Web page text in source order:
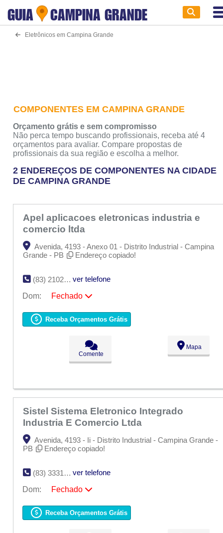
GUIA CAMPINA GRANDE
Eletrônicos em Campina Grande
COMPONENTES EM CAMPINA GRANDE
Orçamento grátis e sem compromisso
Não perca tempo buscando profissionais, receba até 4
orçamentos para avaliar. Compare propostas de
profissionais da sua região e escolha a melhor.
2 ENDEREÇOS DE COMPONENTES NA CIDADE
DE CAMPINA GRANDE
Apel aplicacoes eletronicas industria e
comercio ltda
Avenida, 4193 - Anexo 01 - Distrito Industrial - Campina
Grande - PB
Endereço copiado!
(83) 2102-2121
ver telefone
Dom:
Fechado
Ter:
09:00 - 18:00
Qua:
09:00 - 18:00
09:00 - 18:00
Fechado
Fechado
Receba Orçamentos Grátis
Comente
Mapa
Sistel Sistema Eletronico Integrado
Industria E Comercio Ltda
Avenida, 4193 - Ii - Distrito Industrial - Campina Grande -
PB
Endereço copiado!
(83) 3331-2121
ver telefone
Dom:
Fechado
Ter:
09:00 - 18:00
Qua:
09:00 - 18:00
Receba Orçamentos Grátis